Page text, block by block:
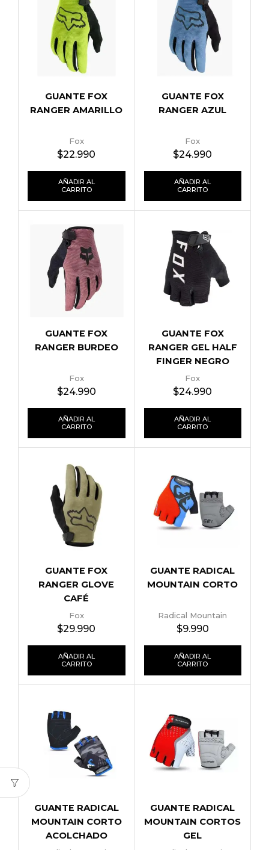
GUANTE FOX
RANGER AMARILLO
Fox
$22.990
AÑADIR AL
CARRITO
GUANTE FOX
RANGER AZUL
Fox
$24.990
AÑADIR AL
CARRITO
GUANTE FOX
RANGER BURDEO
Fox
$24.990
AÑADIR AL
CARRITO
GUANTE FOX
RANGER GEL HALF
FINGER NEGRO
Fox
$24.990
AÑADIR AL
CARRITO
GUANTE FOX
RANGER GLOVE
CAFÉ
Fox
$29.990
AÑADIR AL
CARRITO
GUANTE RADICAL
MOUNTAIN CORTO
Radical Mountain
$9.990
AÑADIR AL
CARRITO
GUANTE RADICAL
MOUNTAIN CORTO
ACOLCHADO
GUANTE RADICAL
MOUNTAIN CORTOS
GEL